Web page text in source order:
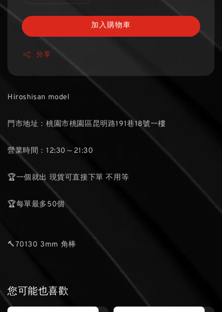
加入購物車
分享
Hiroshisan model
門市地址：桃園市桃園區昆明路191巷18號一樓
營業時間：12:30～21:30
🏆一個就出 現貨可直接下單 不用等
🏆每單最多50個
🔨70130 3mm 角棒
您可能也喜歡